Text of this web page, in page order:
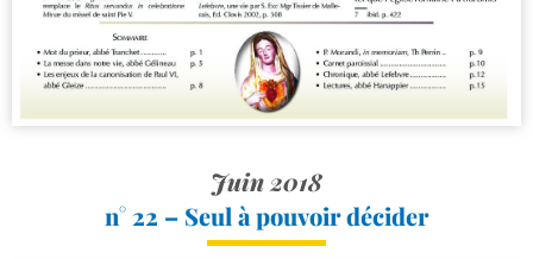
Juin 2018
n° 22 – Seul à pouvoir décider